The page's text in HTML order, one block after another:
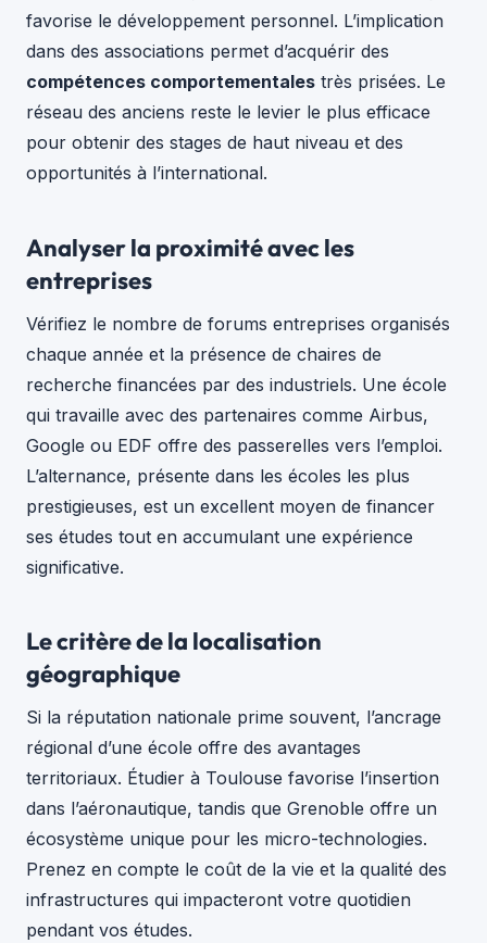
favorise le développement personnel. L’implication
dans des associations permet d’acquérir des
compétences comportementales très prisées. Le
réseau des anciens reste le levier le plus efficace
pour obtenir des stages de haut niveau et des
opportunités à l’international.
Analyser la proximité avec les
entreprises
Vérifiez le nombre de forums entreprises organisés
chaque année et la présence de chaires de
recherche financées par des industriels. Une école
qui travaille avec des partenaires comme Airbus,
Google ou EDF offre des passerelles vers l’emploi.
L’alternance, présente dans les écoles les plus
prestigieuses, est un excellent moyen de financer
ses études tout en accumulant une expérience
significative.
Le critère de la localisation
géographique
Si la réputation nationale prime souvent, l’ancrage
régional d’une école offre des avantages
territoriaux. Étudier à Toulouse favorise l’insertion
dans l’aéronautique, tandis que Grenoble offre un
écosystème unique pour les micro-technologies.
Prenez en compte le coût de la vie et la qualité des
infrastructures qui impacteront votre quotidien
pendant vos études.